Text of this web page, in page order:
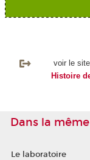
voir le site
Histoire
Dans la
Le laboratoire